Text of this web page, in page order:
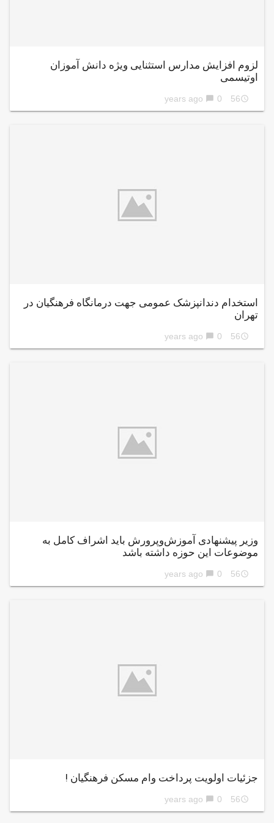
لزوم افزایش مدارس استثنایی ویژه دانش آموزان
اوتیسمی
access_time
56 years ago
chat_bubble 0
استخدام دندانپزشک عمومی جهت درمانگاه فرهنگیان در
تهران
access_time
56 years ago
chat_bubble 0
وزیر پیشنهادی آموزش‌وپرورش باید اشراف کامل به
موضوعات این حوزه داشته باشد
access_time
56 years ago
chat_bubble 0
جزئیات اولویت پرداخت وام مسکن فرهنگیان !
access_time
56 years ago
chat_bubble 0